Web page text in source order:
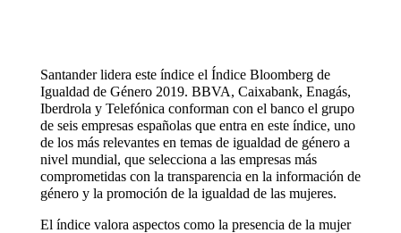
Santander lidera este índice el Índice Bloomberg de
Igualdad de Género 2019. BBVA, Caixabank, Enagás,
Iberdrola y Telefónica conforman con el banco el grupo
de seis empresas españolas que entra en este índice, uno
de los más relevantes en temas de igualdad de género a
nivel mundial, que selecciona a las empresas más
comprometidas con la transparencia en la información de
género y la promoción de la igualdad de las mujeres.
El índice valora aspectos como la presencia de la mujer